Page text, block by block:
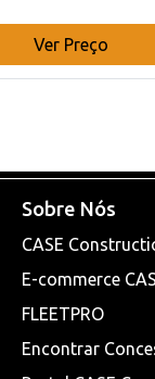
Ver Preço
Sobre Nós
CASE
E-commerce
FLEETPRO
Encontrar